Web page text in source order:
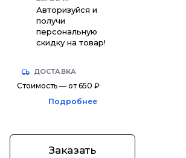
Авторизуйся и
получи
персональную
скидку на товар!
ДОСТАВКА
Стоимость — от 650 ₽
Подробнее
Заказать